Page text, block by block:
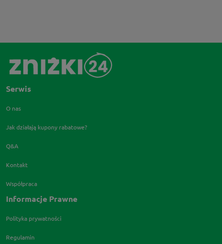
Serwis
O nas
Jak działają kupony rabatowe?
Q&A
Kontakt
Współpraca
Informacje Prawne
Polityka prywatności
Regulamin